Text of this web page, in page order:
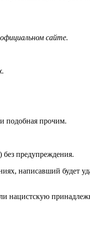
сайте.
подобная прочим.
без предупреждения.
написавший будет
нацистскую